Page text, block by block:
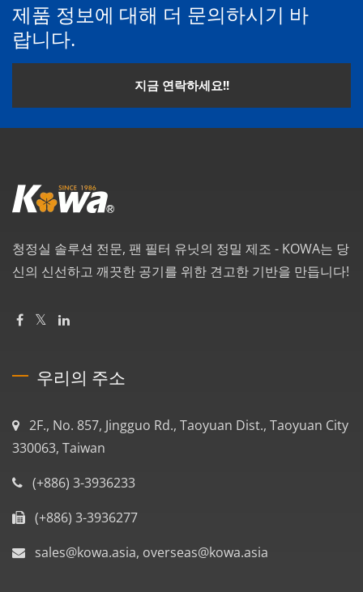
제품 정보에 대해 더 문의하시기 바
랍니다.
지금 연락하세요!!
청정실 솔루션 전문, 팬 필터 유닛의 정밀 제조 - KOWA는 당
신의 신선하고 깨끗한 공기를 위한 견고한 기반을 만듭니다!
우리의 주소
2F., No. 857, Jingguo Rd., Taoyuan Dist., Taoyuan City
330063, Taiwan
(+886) 3-3936233
(+886) 3-3936277
sales@kowa.asia, overseas@kowa.asia